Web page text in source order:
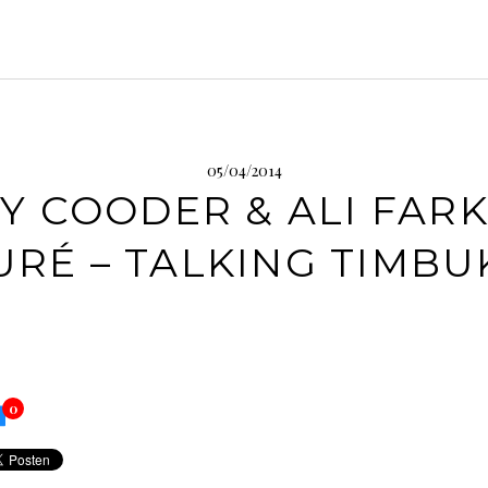
05/04/2014
COODER & ALI
– TALKING
0